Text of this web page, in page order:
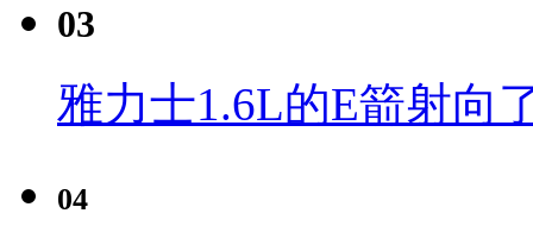
03
雅力士1.6L的E箭射向
04